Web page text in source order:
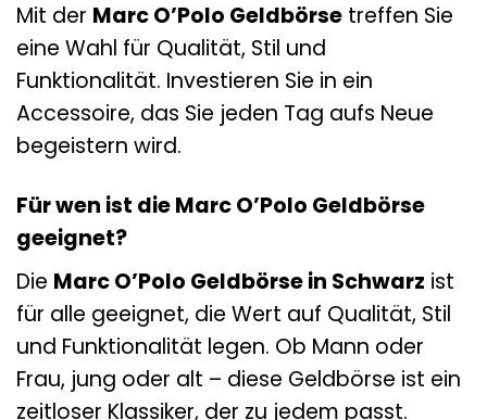
Mit der Marc O’Polo Geldbörse treffen Sie
eine Wahl für Qualität, Stil und
Funktionalität. Investieren Sie in ein
Accessoire, das Sie jeden Tag aufs Neue
begeistern wird.
Für wen ist die Marc O’Polo Geldbörse
geeignet?
Die Marc O’Polo Geldbörse in Schwarz ist
für alle geeignet, die Wert auf Qualität, Stil
und Funktionalität legen. Ob Mann oder
Frau, jung oder alt – diese Geldbörse ist ein
zeitloser Klassiker, der zu jedem passt.